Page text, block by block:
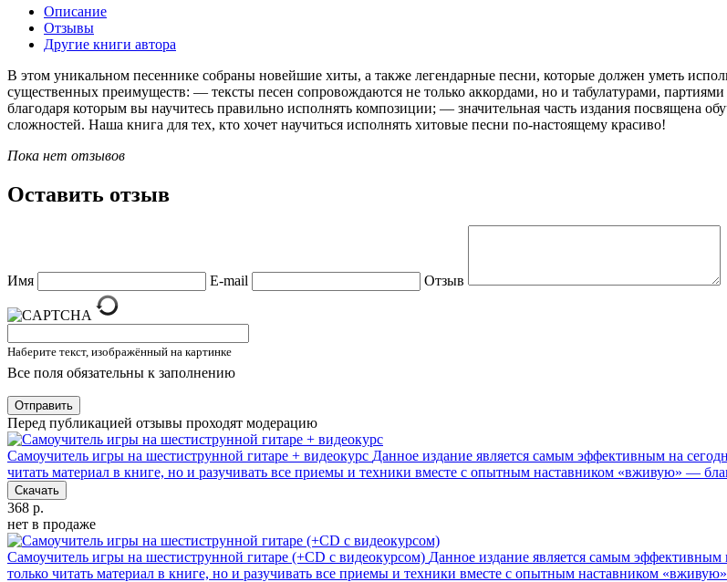
Описание
Отзывы
Другие книги автора
В этом уникальном песеннике собраны новейшие хиты, а также легендарные песни, которые должен уметь
существенных преимуществ: — тексты песен сопровождаются не только аккордами, но и табулатурами,
благодаря которым вы научитесь правильно исполнять композиции; — значительная часть издания посвящена
сложностей. Наша книга для тех, кто хочет научиться исполнять хитовые песни по-настоящему красиво!
Пока нет отзывов
Оставить отзыв
Имя E-mail Отзыв
Наберите текст, изображённый на картинке
Все поля обязательны к заполнению
Отправить
Перед публикацией отзывы проходят модерацию
Самоучитель игры на шестиструнной гитаре + видеокурс Данное издание является самым эффективным на
читать материал в книге, но и разучивать все приемы и техники вместе с опытным наставником «вживую» —
Скачать
368 р.
нет в продаже
Самоучитель игры на шестиструнной гитаре (+CD с видеокурсом) Данное издание является самым
только читать материал в книге, но и разучивать все приемы и техники вместе с опытным наставником